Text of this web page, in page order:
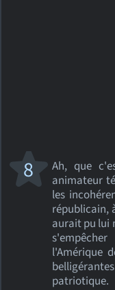
Ah, que
animateur
les
républicain,
aurait pu lui
l'Amérique
patriotique.
8